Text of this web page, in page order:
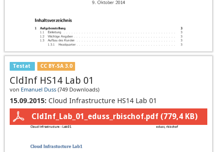
Testat CC BY-SA 3.0
CldInf HS14 Lab 01
von Emanuel Duss (749 Downloads)
15.09.2015: Cloud Infrastructure HS14 Lab 01
CldInf_Lab_01_eduss_rbischof.pdf (779,4 KB)